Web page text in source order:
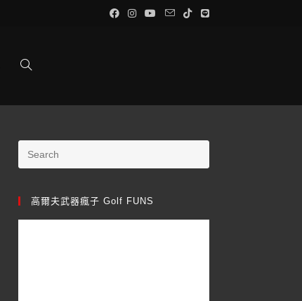
高爾夫武器瘋子 Golf FUNS